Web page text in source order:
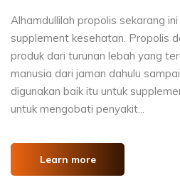
Alhamdullilah propolis sekarang
supplement kesehatan. Propolis
produk dari turunan lebah yang
manusia dari jaman dahulu
digunakan baik itu untuk
untuk mengobati penyakit...
Learn more